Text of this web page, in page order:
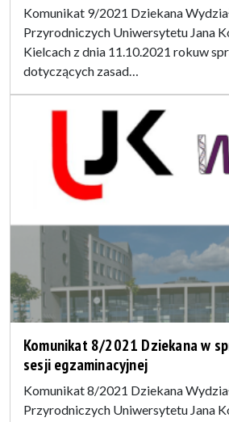
Komunikat 9/2021 Dziekana
Przyrodniczych Uniwersytetu Jana
Kielcach z dnia 11.10.2021 rokuw
dotyczących zasad…
Komunikat 8/2021 Dziekana w
sesji egzaminacyjnej
Komunikat 8/2021 Dziekana
Przyrodniczych Uniwersytetu Jana